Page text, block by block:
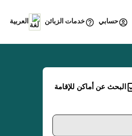
حسابي خدمات الزبائن العربية
البحث عن أماكن للإقامة